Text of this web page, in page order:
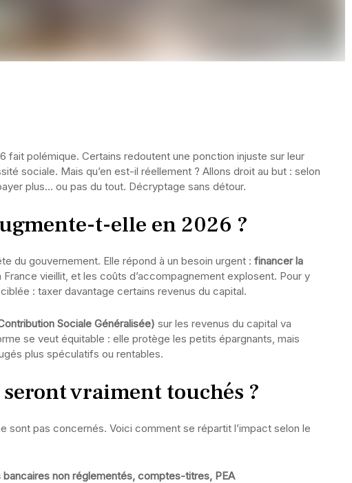
fait polémique. Certains redoutent une ponction injuste sur leur
sociale. Mais qu’en est-il réellement ? Allons droit au but : selon
plus… ou pas du tout. Décryptage sans détour.
t-elle en 2026 ?
du gouvernement. Elle répond à un besoin urgent : financer la
France vieillit, et les coûts d’accompagnement explosent. Pour y
: taxer davantage certains revenus du capital.
Sociale Généralisée) sur les revenus du capital va
se veut équitable : elle protège les petits épargnants, mais
plus spéculatifs ou rentables.
vraiment touchés ?
sont pas concernés. Voici comment se répartit l’impact selon le
non réglementés, comptes-titres, PEA